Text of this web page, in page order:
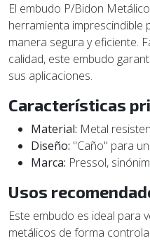
El embudo P/Bidon
herramienta imprescindible
manera segura y eficiente.
calidad, este embudo
sus aplicaciones.
Características
Material: Metal
Diseño: "Caño" para
Marca: Pressol,
Usos
Este embudo es ideal para
metálicos de forma